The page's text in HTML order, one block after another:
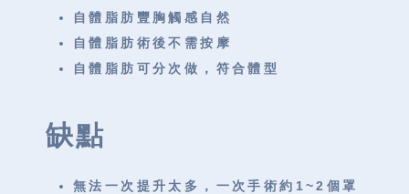
自體脂肪豐胸觸感自然
自體脂肪術後不需按摩
自體脂肪可分次做，符合體型
缺點
無法一次提升太多，一次手術約1~2個罩